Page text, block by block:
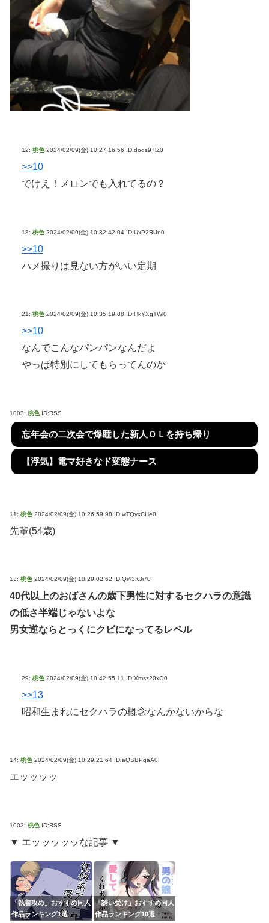
12: 桃色 2024/02/09(金) 10:27:16.56 ID:doqs9+lZ0
>>10
でけえ！メロンでも入れてるの？
18: 桃色 2024/02/09(金) 10:32:42.04 ID:UxP2RlJn0
>>10
ハメ撮りは見ない方がいい定期
21: 桃色 2024/02/09(金) 10:35:19.88 ID:HkYXgTWl0
>>10
なんでこんなパンパンなんだよ
やっぱ特別にしてもらってんのか
1003: 桃色 ID:RSS
忘年会の二次会で爆睡した新人ＯＬを持ち帰り
【浮気】電マ好きなド変態ナース
11: 桃色 2024/02/09(金) 10:26:59.98 ID:wTQyxCHe0
先輩(54歳)
13: 桃色 2024/02/09(金) 10:29:02.62 ID:Qi43KJi70
40代以上のおばさんの歳下男性に対するセクハラの意識
の低さ半端じゃないよな
男女逆ならとっくにクビになってるレベル
29: 桃色 2024/02/09(金) 10:42:55.11 ID:Xmsz20xO0
>>13
昭和生まれにセクハラの概念なんかないからな
14: 桃色 2024/02/09(金) 10:29:21.64 ID:aQSBPgaA0
エッッッッ
1003: 桃色 ID:RSS
▼ エッッッッッな記事 ▼
「執着攻め」おすすめ同人
作品ランキング1選
「誘い受け」おすすめ同人
作品ランキング10選